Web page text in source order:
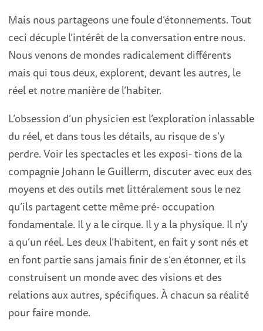
Mais nous partageons une foule d’étonnements. Tout
ceci décuple l’intérêt de la conversation entre nous.
Nous venons de mondes radicalement différents
mais qui tous deux, explorent, devant les autres, le
réel et notre manière de l’habiter.
L’obsession d’un physicien est l’exploration inlassable
du réel, et dans tous les détails, au risque de s’y
perdre. Voir les spectacles et les exposi- tions de la
compagnie Johann le Guillerm, discuter avec eux des
moyens et des outils met littéralement sous le nez
qu’ils partagent cette même pré- occupation
fondamentale. Il y a le cirque. Il y a la physique. Il n’y
a qu’un réel. Les deux l’habitent, en fait y sont nés et
en font partie sans jamaisfinir de s’en étonner, et ils
construisent un monde avec des visions et des
relations aux autres, spécifiques. À chacun sa réalité
pour faire monde.